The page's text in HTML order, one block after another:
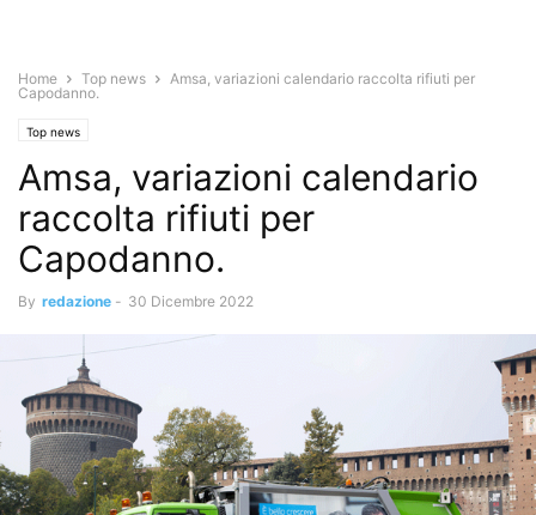
Home Top news
Amsa, variazioni calendario raccolta rifiuti per
Capodanno.
Top news
Amsa, variazioni calendario
raccolta rifiuti per
Capodanno.
By redazione - 30 Dicembre 2022